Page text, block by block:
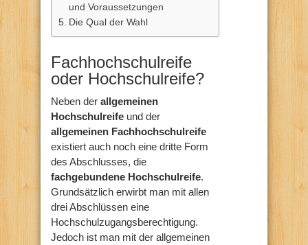
und Voraussetzungen
Die Qual der Wahl
Fachhochschulreife
oder Hochschulreife?
Neben der allgemeinen
Hochschulreife und der
allgemeinen Fachhochschulreife
existiert auch noch eine dritte Form
des Abschlusses, die
fachgebundene Hochschulreife.
Grundsätzlich erwirbt man mit allen
drei Abschlüssen eine
Hochschulzugangsberechtigung.
Jedoch ist man mit der allgemeinen